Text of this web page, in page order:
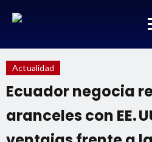
Actualidad
Ecuador negocia
aranceles con EE.